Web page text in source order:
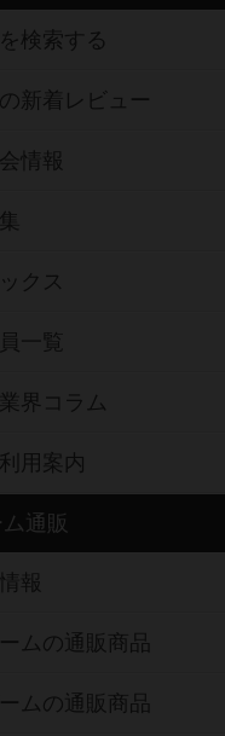
検索する
新着レビュー
情報
クス
一覧
界コラム
用案内
通販
報
ムの通販商品
ムの通販商品